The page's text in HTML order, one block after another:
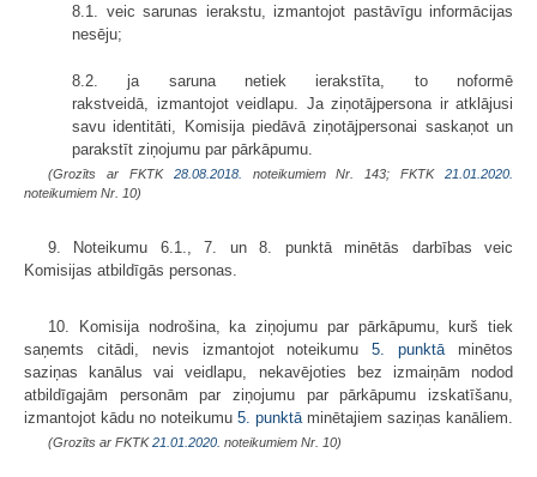
8.1. veic sarunas ierakstu, izmantojot pastāvīgu informācijas
nesēju;
8.2. ja saruna netiek ierakstīta, to noformē
rakstveidā, izmantojot veidlapu. Ja ziņotājpersona ir atklājusi
savu identitāti, Komisija piedāvā ziņotājpersonai saskaņot un
parakstīt ziņojumu par pārkāpumu.
(Grozīts ar FKTK 28.08.2018. noteikumiem Nr. 143; FKTK 21.01.2020.
noteikumiem Nr. 10)
9. Noteikumu 6.1., 7. un 8. punktā minētās darbības veic
Komisijas atbildīgās personas.
10. Komisija nodrošina, ka ziņojumu par pārkāpumu, kurš tiek
saņemts citādi, nevis izmantojot noteikumu5. punktā minētos
saziņas kanālus vai veidlapu, nekavējoties bez izmaiņām nodod
atbildīgajām personām par ziņojumu par pārkāpumu izskatīšanu,
izmantojot kādu no noteikumu 5. punktā minētajiem saziņas kanāliem.
(Grozīts ar FKTK21.01.2020. noteikumiem Nr. 10)